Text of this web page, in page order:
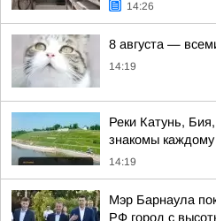
14:26
8 августа —
14:19
Реки Катунь,
знакомы
14:19
Мэр Барнаула
РФ город с